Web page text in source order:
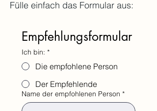
Fülle einfach das Formular aus:
Empfehlungsformular
Ich bin: *
Die empfohlene Person
Der Empfehlende
Name der empfohlenen Person *